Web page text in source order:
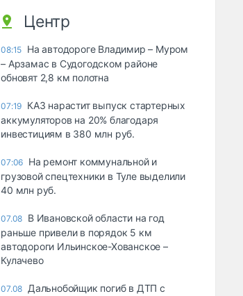
Центр
08:15 На автодороге Владимир – Муром
– Арзамас в Судогодском районе
обновят 2,8 км полотна
07:19 КАЗ нарастит выпуск стартерных
аккумуляторов на 20% благодаря
инвестициям в 380 млн руб.
07:06 На ремонт коммунальной и
грузовой спецтехники в Туле выделили
40 млн руб.
07.08 В Ивановской области на год
раньше привели в порядок 5 км
автодороги Ильинское-Хованское –
Кулачево
07.08 Дальнобойщик погиб в ДТП с